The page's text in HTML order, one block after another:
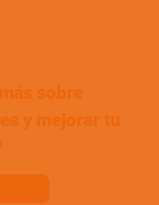
sobre
y mejorar tu